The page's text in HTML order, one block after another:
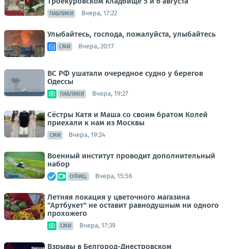
ПАБЛИКИ Вчера, 17:22
Улыбайтесь, господа, пожалуйста, улыбайтесь
СМИ Вчера, 20:17
ВС РФ ушатали очередное судно у берегов
Одессы
ПАБЛИКИ Вчера, 19:27
Сёстры Катя и Маша со своим братом Колей
приехали к нам из Москвы
СМИ Вчера, 19:24
Военный институт проводит дополнительный
набор
ОФИЦ. Вчера, 15:56
Летняя локация у цветочного магазина
"Артбукет" не оставит равнодушным ни одного
прохожего
СМИ Вчера, 17:39
Взрывы в Белгород-Днестровском